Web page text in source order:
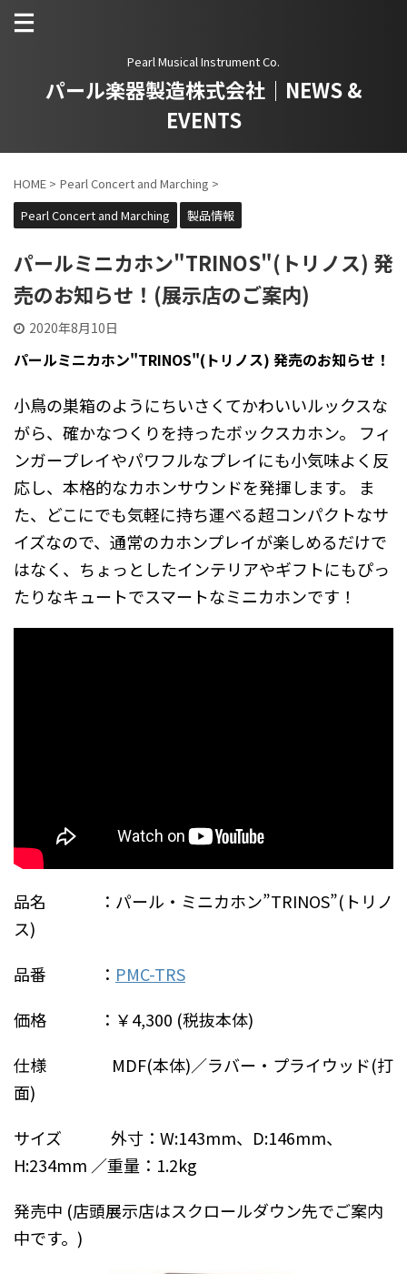
Pearl Musical Instrument Co.
パール楽器製造株式会社｜NEWS &
EVENTS
HOME > Pearl Concert and Marching >
Pearl Concert and Marching
製品情報
パールミニカホン"TRINOS"(トリノス) 発
売のお知らせ！(展示店のご案内)
2020年8月10日
パールミニカホン"TRINOS"(トリノス) 発売のお知らせ！
小鳥の巣箱のようにちいさくてかわいいルックスな
がら、確かなつくりを持ったボックスカホン。 フィ
ンガープレイやパワフルなプレイにも小気味よく反
応し、本格的なカホンサウンドを発揮します。 ま
た、どこにでも気軽に持ち運べる超コンパクトなサ
イズなので、通常のカホンプレイが楽しめるだけで
はなく、ちょっとしたインテリアやギフトにもぴっ
たりなキュートでスマートなミニカホンです！
品名 ：パール・ミニカホン”TRINOS”(トリノ
ス)
品番 ： PMC-TRS
価格 ：￥4,300 (税抜本体)
仕様 MDF(本体)／ラバー・プライウッド(打
面)
サイズ 外寸：W:143mm、D:146mm、
H:234mm ／重量：1.2kg
発売中 (店頭展示店はスクロールダウン先でご案内
中です。)